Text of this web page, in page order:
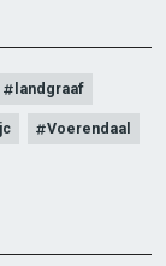
landgraaf
Voerendaal